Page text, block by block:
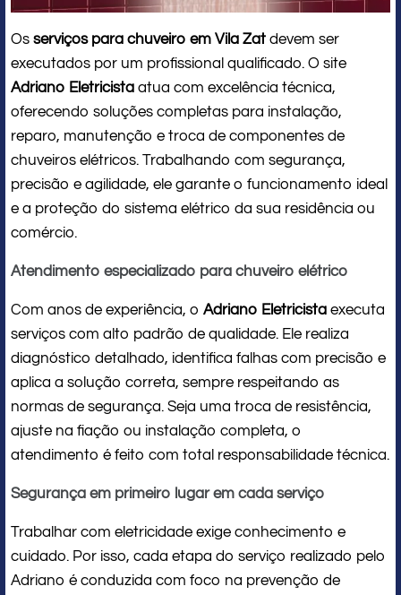
Os serviços para chuveiro em Vila Zat devem ser
executados por um profissional qualificado. O site
Adriano Eletricista atua com excelência técnica,
oferecendo soluções completas para instalação,
reparo, manutenção e troca de componentes de
chuveiros elétricos. Trabalhando com segurança,
precisão e agilidade, ele garante o funcionamento ideal
e a proteção do sistema elétrico da sua residência ou
comércio.
Atendimento especializado para chuveiro elétrico
Com anos de experiência, o Adriano Eletricista executa
serviços com alto padrão de qualidade. Ele realiza
diagnóstico detalhado, identifica falhas com precisão e
aplica a solução correta, sempre respeitando as
normas de segurança. Seja uma troca de resistência,
ajuste na fiação ou instalação completa, o
atendimento é feito com total responsabilidade técnica.
Segurança em primeiro lugar em cada serviço
Trabalhar com eletricidade exige conhecimento e
cuidado. Por isso, cada etapa do serviço realizado pelo
Adriano é conduzida com foco na prevenção de